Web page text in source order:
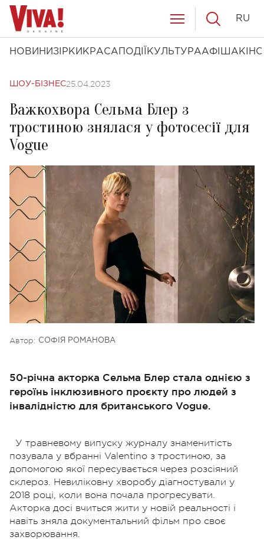
НОВИНИ ЗІРКИ КРАСА ПОДІЇ КУЛЬТУРААФІША КІНО
RU
ШОУ-БІЗНЕС25.04.2023
Важкохвора Сельма Блер з
тростиною знялася у фотосесії для
Vogue
Автор: СОФІЯ РОМАНОВА
50-річна акторка Сельма Блер стала однією з
героїнь інклюзивного проєкту про людей з
інвалідністю для британського Vogue.
У травневому випуску журналу знаменитість
позувала у вбранні Valentino з тростиною, за
допомогою якої пересувається через розсіяний
склероз. Невиліковну хворобу діагностували у
2018 році, коли вона почала прогресувати.
Акторка досі вчиться жити у новій реальності і
навіть зняла документальний фільм про своє
захворювання.